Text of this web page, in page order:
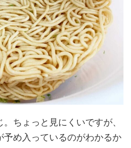
ちょっと見にくいですが、
予め入っているのがわかるか